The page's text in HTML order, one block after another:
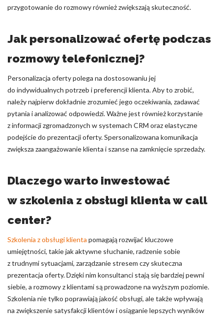
przygotowanie do rozmowy również zwiększają skuteczność.
Jak personalizować ofertę podczas
rozmowy telefonicznej?
Personalizacja oferty polega na dostosowaniu jej
do indywidualnych potrzeb i preferencji klienta. Aby to zrobić,
należy najpierw dokładnie zrozumieć jego oczekiwania, zadawać
pytania i analizować odpowiedzi. Ważne jest również korzystanie
z informacji zgromadzonych w systemach CRM oraz elastyczne
podejście do prezentacji oferty. Spersonalizowana komunikacja
zwiększa zaangażowanie klienta i szanse na zamknięcie sprzedaży.
Dlaczego warto inwestować
w szkolenia z obsługi klienta w call
center?
Szkolenia z obsługi klienta pomagają rozwijać kluczowe
umiejętności, takie jak aktywne słuchanie, radzenie sobie
z trudnymi sytuacjami, zarządzanie stresem czy skuteczna
prezentacja oferty. Dzięki nim konsultanci stają się bardziej pewni
siebie, a rozmowy z klientami są prowadzone na wyższym poziomie.
Szkolenia nie tylko poprawiają jakość obsługi, ale także wpływają
na zwiększenie satysfakcji klientów i osiąganie lepszych wyników